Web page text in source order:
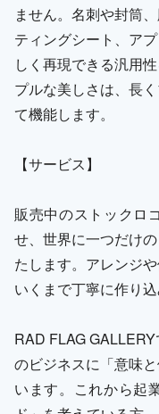
ません。名刺や封筒
ティングシート、ア
しく再現できる汎用
プルな美しさは、長
て機能します。
【サービス】
販売中のストックロ
せ、世界に一つだけ
たします。アレンジ
いくまで丁寧に作り込
RAD FLAG
のビジネスに「意味
います。これから起